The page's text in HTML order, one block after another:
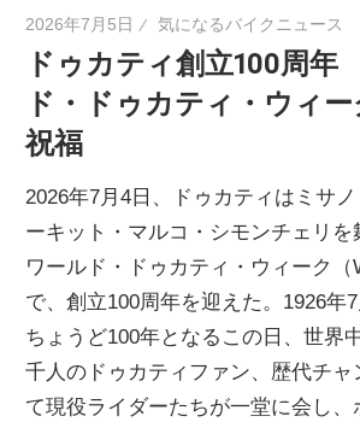
2026年7月5日 気になるバイクニュース
ドゥカティ創立100周
ド・ドゥカティ・ウィ
祝福
2026年7月4日、ドゥカティはミサ
ーキット・マルコ・シモンチェリ
ワールド・ドゥカティ・ウィーク（
で、創立100周年を迎えた。1926年
ちょうど100年となるこの日、世界
千人のドゥカティファン、歴代チャ
て現役ライダーたちが一堂に会し